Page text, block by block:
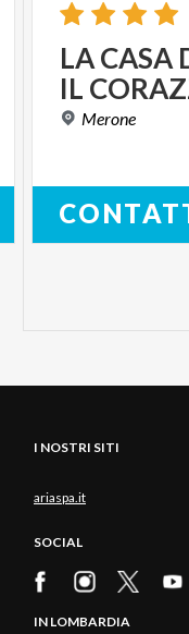
LACASA
IL
Merone
I NOSTRI SITI
ariaspa.it
SOCIAL
IN LOMBARDIA